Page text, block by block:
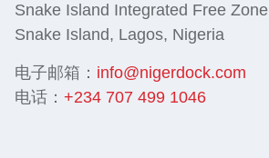
Snake Island Integrated Free Zone
Snake Island, Lagos, Nigeria
电子邮箱： info@nigerdock.com
电话： +234 707 499 1046